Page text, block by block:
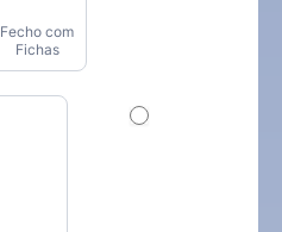
Fecho com
Fichas